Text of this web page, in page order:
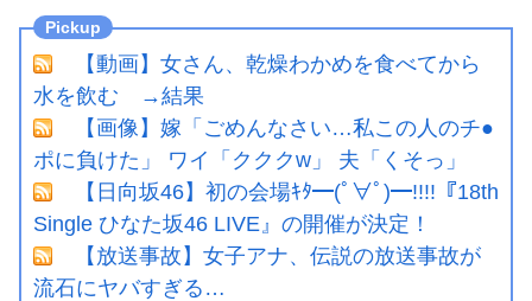
【動画】女さん、乾燥わかめを食べてから
水を飲む →結果
【画像】嫁「ごめんなさい…私この人のチ●
ポに負けた」 ワイ「クククw」 夫「くそっ」
【日向坂46】初の会場ｷﾀ━(ﾟ∀ﾟ)━!!!!『18th
Single ひなた坂46 LIVE』の開催が決定！
【放送事故】女子アナ、伝説の放送事故が
流石にヤバすぎる…